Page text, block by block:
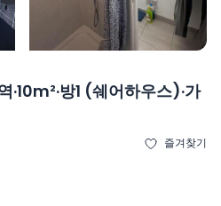
방1 (쉐어하우스)·가
즐겨찾기